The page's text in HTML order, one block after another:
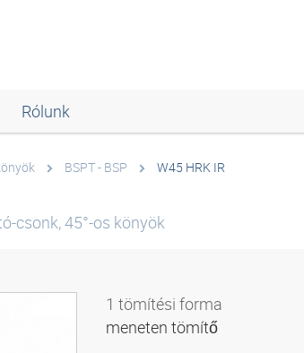
Rólunk
BSPT - BSP W45 HRK IR
csonk, 45°-os könyök
1 tömítési forma
meneten tömítő